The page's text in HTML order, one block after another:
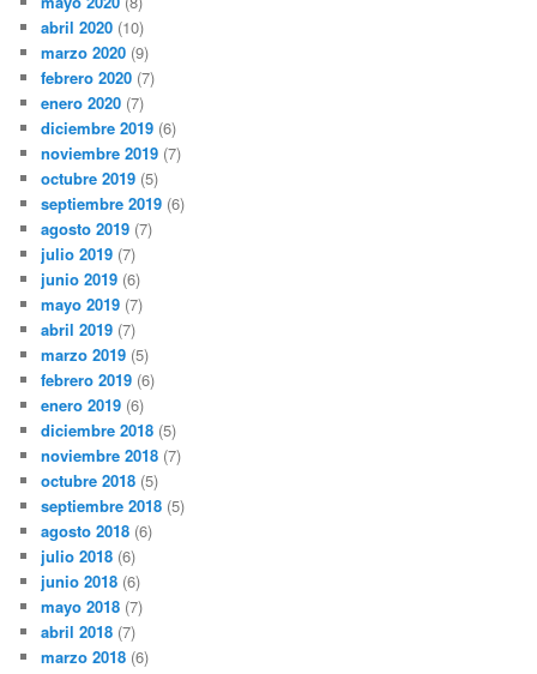
abril 2020 (10)
marzo 2020 (9)
febrero 2020 (7)
enero 2020 (7)
diciembre 2019 (6)
noviembre 2019 (7)
octubre 2019 (5)
septiembre 2019 (6)
agosto 2019 (7)
julio 2019 (7)
junio 2019 (6)
mayo 2019 (7)
abril 2019 (7)
marzo 2019 (5)
febrero 2019 (6)
enero 2019 (6)
diciembre 2018 (5)
noviembre 2018 (7)
octubre 2018 (5)
septiembre 2018 (5)
agosto 2018 (6)
julio 2018 (6)
junio 2018 (6)
mayo 2018 (7)
abril 2018 (7)
marzo 2018 (6)